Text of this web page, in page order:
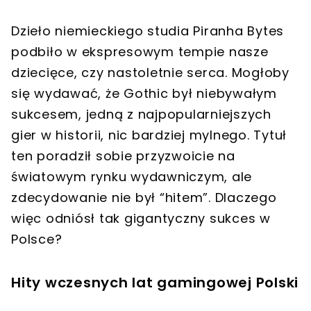
Dzieło niemieckiego studia Piranha Bytes
podbiło w ekspresowym tempie nasze
dziecięce, czy nastoletnie serca. Mogłoby
się wydawać, że Gothic był niebywałym
sukcesem, jedną z najpopularniejszych
gier w historii, nic bardziej mylnego. Tytuł
ten poradził sobie przyzwoicie na
światowym rynku wydawniczym, ale
zdecydowanie nie był “hitem”. Dlaczego
więc odniósł tak gigantyczny sukces w
Polsce?
Hity wczesnych lat gamingowej Polski